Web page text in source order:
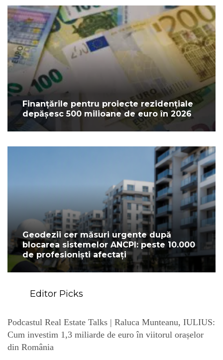
Finanțările pentru proiecte rezidențiale
depășesc 500 milioane de euro în 2026
Geodezii cer măsuri urgente după
blocarea sistemelor ANCPI: peste 10.000
de profesioniști afectați
Editor Picks
Podcastul Real Estate Talks | Raluca Munteanu, IULIUS:
Cum investim 1,3 miliarde de euro în viitorul orașelor
din România